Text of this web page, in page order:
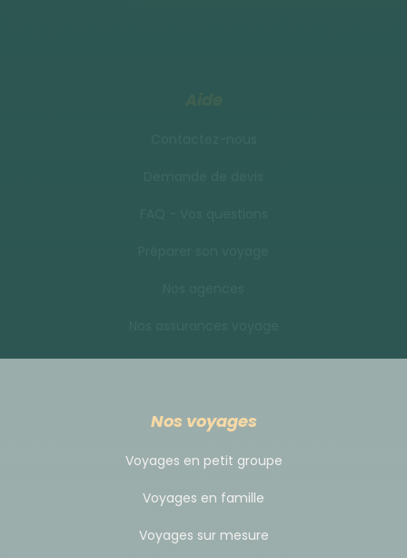
Nos voyages
Voyages en petit groupe
Voyages en famille
Voyages sur mesure